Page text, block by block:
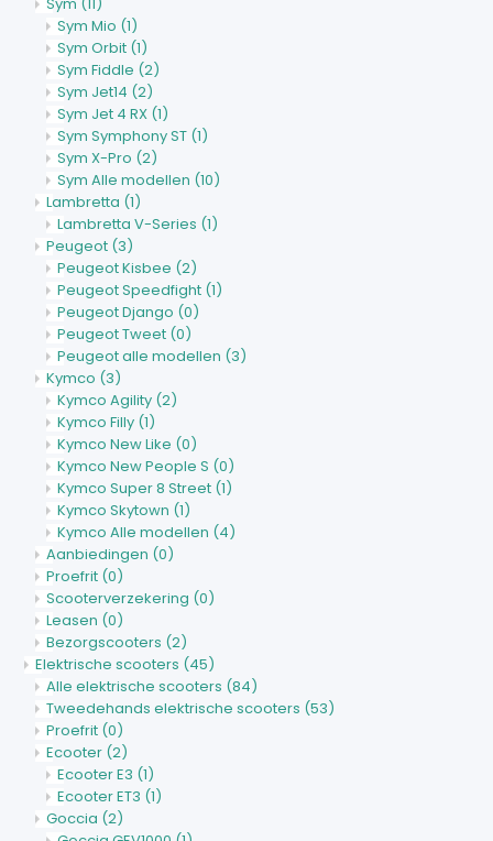
Sym Mio (1)
Sym Orbit (1)
Sym Fiddle (2)
Sym Jet14 (2)
Sym Jet 4 RX (1)
Sym Symphony ST (1)
Sym X-Pro (2)
Sym Alle modellen (10)
Lambretta (1)
Lambretta V-Series (1)
Peugeot (3)
Peugeot Kisbee (2)
Peugeot Speedfight (1)
Peugeot Django (0)
Peugeot Tweet (0)
Peugeot alle modellen (3)
Kymco (3)
Kymco Agility (2)
Kymco Filly (1)
Kymco New Like (0)
Kymco New People S (0)
Kymco Super 8 Street (1)
Kymco Skytown (1)
Kymco Alle modellen (4)
Aanbiedingen (0)
Proefrit (0)
Scooterverzekering (0)
Leasen (0)
Bezorgscooters (2)
Elektrische scooters (45)
Alle elektrische scooters (84)
Tweedehands elektrische scooters (53)
Proefrit (0)
Ecooter (2)
Ecooter E3 (1)
Ecooter ET3 (1)
Goccia (2)